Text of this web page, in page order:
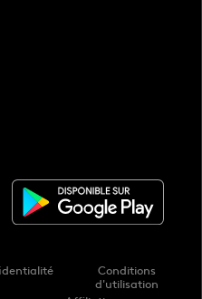
Conditions
d'utilisation